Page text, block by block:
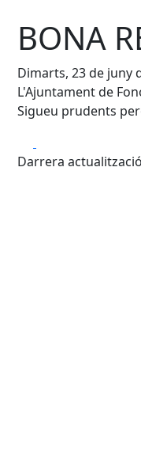
BONA
Dimarts, 23 de juny
L'Ajuntament de
Sigueu prudents
Darrera